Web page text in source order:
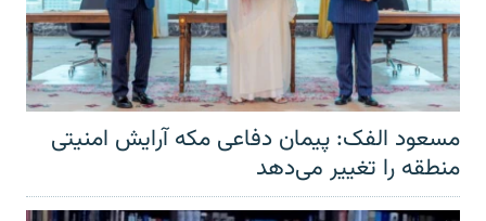
مسعود الفک: پیمان دفاعی مکه آرایش امنیتی
منطقه را تغییر می‌دهد